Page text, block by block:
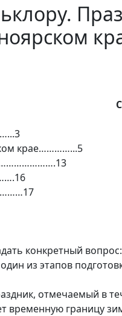
крае…………...5
конкретный
из этапов
отмечаемый в
временную границу